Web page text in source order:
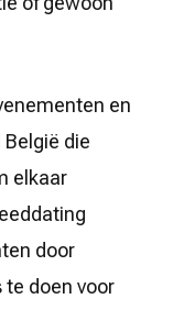
en
die
elkaar
door
doen voor